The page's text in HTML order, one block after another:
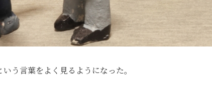
う言葉をよく見るようになった。